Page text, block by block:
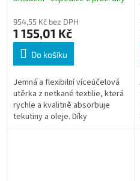
návin 152 m
954,55 Kč bez DPH
1 155,01 Kč
Do košíku
Jemná a flexibilní víceúčelová
utěrka z netkané textilie, která
rychle a kvalitně absorbuje
tekutiny a oleje. Díky